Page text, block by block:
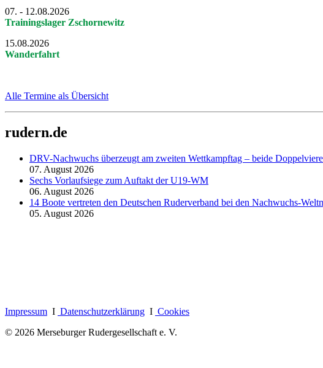
07. - 12.08.2026
Trainingslager Zschornewitz
15.08.2026
Wanderfahrt
Alle Termine als Übersicht
rudern.de
DRV-Nachwuchs überzeugt am zweiten Wettkampftag – beide
07. August 2026
Sechs Vorlaufsiege zum Auftakt der U19-WM
06. August 2026
14 Boote vertreten den Deutschen Ruderverband bei den Nachwuchs-
05. August 2026
Impressum I Datenschutzerklärung I Cookies
© 2026 Merseburger Rudergesellschaft e. V.